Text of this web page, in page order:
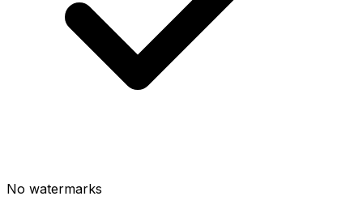
No watermarks